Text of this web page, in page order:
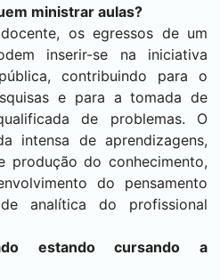
ministrar aulas?
os egressos de um
inserir-se na iniciativa
contribuindo para o
e para a tomada de
de problemas. O
intensa de aprendizagens,
produção do conhecimento,
do pensamento
analítica do profissional
estando cursando a